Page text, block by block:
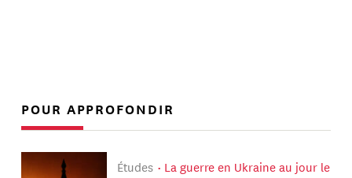
POUR APPROFONDIR
Études
La guerre en Ukraine au jour le